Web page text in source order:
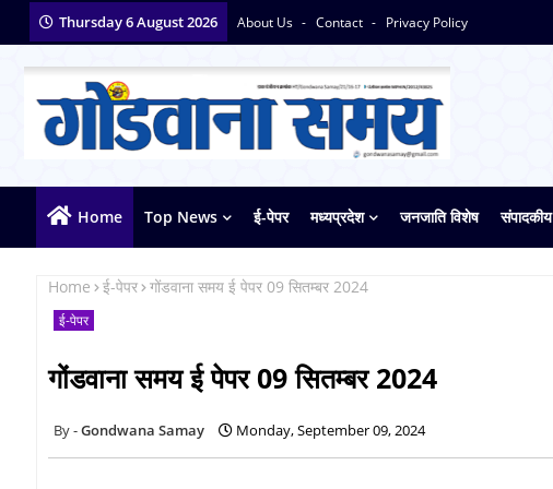
Thursday 6 August 2026 About Us Contact Privacy Policy
Home Top News ई-पेपर मध्यप्रदेश जनजाति विशेष संपादकीय
Home ई-पेपर गोंडवाना समय ई पेपर 09 सितम्बर 2024
ई-पेपर
गोंडवाना समय ई पेपर 09 सितम्बर 2024
Gondwana Samay Monday, September 09, 2024